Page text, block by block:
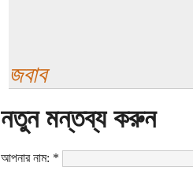
জবাব
নতুন মন্তব্য করুন
আপনার নাম: *